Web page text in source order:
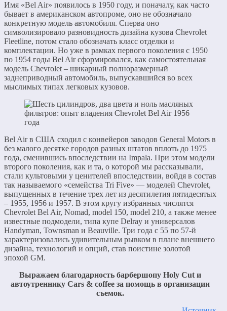
Имя «Bel Air» появилось в 1950 году, и поначалу, как часто
бывает в американском автопроме, оно не обозначало
конкретную модель автомобиля. Сперва оно
символизировало разновидность дизайна кузова Chevrolet
Fleetline, потом стало обозначать класс отделки и
комплектации. Но уже в рамках первого поколения с 1950
по 1954 годы Bel Air сформировался, как самостоятельная
модель Chevrolet – шикарный полноразмерный
заднеприводный автомобиль, выпускавшийся во всех
мыслимых типах легковых кузовов.
Bel Air в США сходил с конвейеров заводов General Motors в
без малого десятке городов разных штатов вплоть до 1975
года, сменившись впоследствии на Impala. При этом модели
второго поколения, как и та, о которой мы рассказывали,
стали культовыми у ценителей впоследствии, войдя в состав
так называемого «семейства Tri Five» — моделей Chevrolet,
выпущенных в течение трех лет из десятилетия пятидесятых
– 1955, 1956 и 1957. В этом кругу избранных числятся
Chevrolet Bel Air, Nomad, model 150, model 210, а также менее
известные подмодели, типа купе Delray и универсалов
Handyman, Townsman и Beauville. Три года с 55 по 57-й
характеризовались удивительным рывком в плане внешнего
дизайна, технологий и опций, став поистине золотой
эпохой GM.
Выражаем благодарность барбершопу Holy Cut и
автоутреннику Cars & coffee за помощь в организации
съемок.